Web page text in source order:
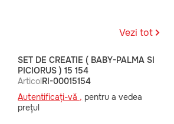
Vezi tot
SET DE CREATIE ( BABY-PALMA SI
PICIORUS ) 15 154
ArticolRI-00015154
Autentificați-vă , pentru a vedea
prețul